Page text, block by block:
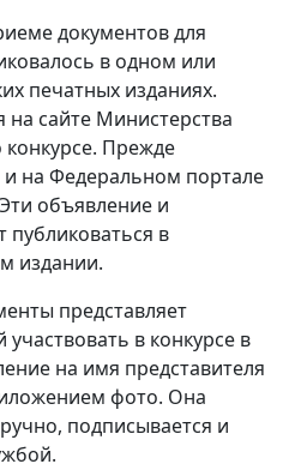
документов для
в одном или
печатных изданиях.
сайте Министерства
Прежде
на Федеральном портале
объявление и
в
издании.
представляет
в конкурсе в
на имя представителя
фото. Она
подписывается и